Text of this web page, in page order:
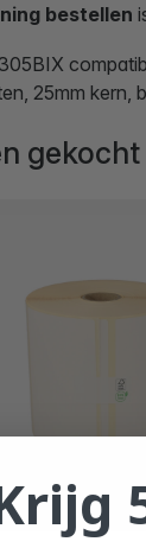
bestellen
25mm kern,
gekocht